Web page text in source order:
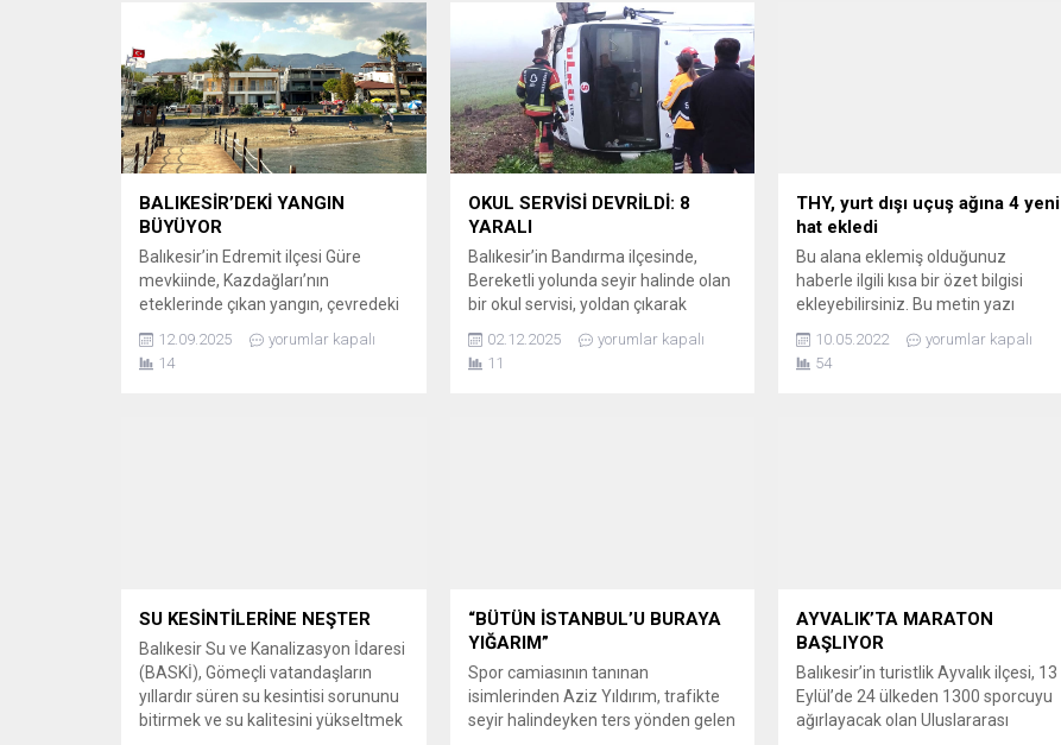
BALIKESİR’DEKİ YANGIN
BÜYÜYOR
Balıkesir’in Edremit ilçesi Güre
mevkiinde, Kazdağları’nın
eteklerinde çıkan yangın, çevredeki
turistik tesisler ile evleri tehdit
ediyor. BÖLGE HALKI PANİKTE
Edremit’in Güre mevkiinde,
12.09.2025
yorumlar kapalı
14
OKUL SERVİSİ DEVRİLDİ: 8
YARALI
Balıkesir’in Bandırma ilçesinde,
Bereketli yolunda seyir halinde olan
bir okul servisi, yoldan çıkarak
devrildi. Kaza, bölgede paniğe
neden oldu. Servis aracında
bulunan 8 öğrenci kazadan hafif
02.12.2025
yorumlar kapalı
11
THY, yurt dışı uçuş ağına 4 yeni
hat ekledi
Bu alana eklemiş olduğunuz
haberle ilgili kısa bir özet bilgisi
ekleyebilirsiniz. Bu metin yazı
düzenleme sayfasında "Özet"
bölümünden eklenebilir. Özet
eklenmişse başlık altında kalın
10.05.2022
yorumlar kapalı
54
SU KESİNTİLERİNE NEŞTER
Balıkesir Su ve Kanalizasyon İdaresi
(BASKİ), Gömeçli vatandaşların
yıllardır süren su kesintisi sorununu
bitirmek ve su kalitesini yükseltmek
“BÜTÜN İSTANBUL’U BURAYA
YIĞARIM”
Spor camiasının tanınan
isimlerinden Aziz Yıldırım, trafikte
seyir halindeyken ters yönden gelen
AYVALIK’TA MARATON
BAŞLIYOR
Balıkesir’in turistlik Ayvalık ilçesi, 13
Eylül’de 24 ülkeden 1300 sporcuyu
ağırlayacak olan Uluslararası